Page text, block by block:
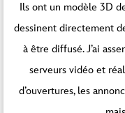
Ils ont un modèle 3D
dessinent directement
à être diffusé. J’ai
serveurs vidéo et
d’ouvertures, les